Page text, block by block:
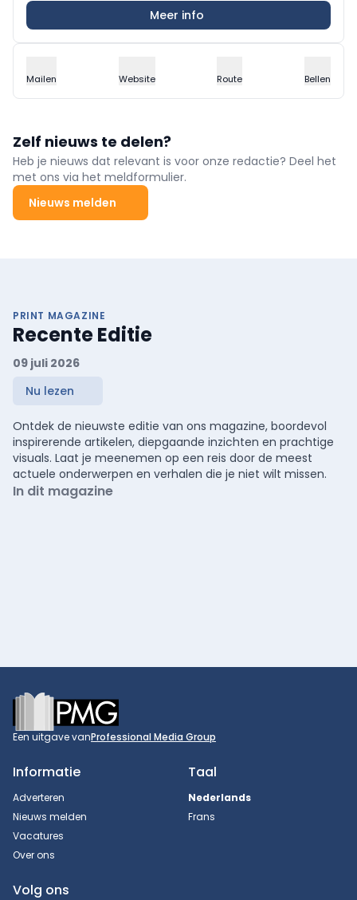
Meer info
Mailen Website Route Bellen
Zelf nieuws te delen?
Heb je nieuws dat relevant is voor onze redactie? Deel het
met ons via het meldformulier.
Nieuws melden
PRINT MAGAZINE
Recente Editie
09 juli 2026
Nu lezen
Ontdek de nieuwste editie van ons magazine, boordevol
inspirerende artikelen, diepgaande inzichten en prachtige
visuals. Laat je meenemen op een reis door de meest
actuele onderwerpen en verhalen die je niet wilt missen.
In dit magazine
Footer
Een uitgave vanProfessional Media Group
Informatie
Adverteren
Nieuws melden
Vacatures
Over ons
Taal
Nederlands
Frans
Volg ons